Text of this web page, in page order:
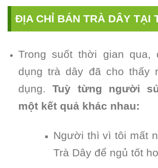
ĐỊA CHỈ BÁN TRÀ DÂY TẠI
Trong suốt thời gian qua,
dụng trà dây đã cho thấy
dụng.Tuỳ từng người
một kết quả khác nhau:
Người thì vì tôi mất
Trà Dây để ngủ tốt